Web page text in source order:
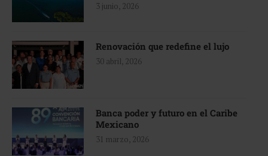
3 junio, 2026
Renovación que redefine el lujo
30 abril, 2026
Banca poder y futuro en el Caribe
Mexicano
31 marzo, 2026